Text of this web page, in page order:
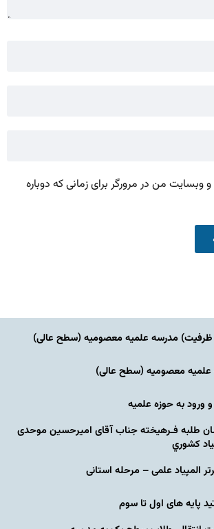
وبسایت من در مرورگر برای زمانی که دوباره
مدرسه علمیه معصومیه‌ (سطح عالی)
معصومیه‌ (سطح عالی)
ورود به حوزه علمیه
طلبه فـرهیخته جناب آقای امیرحسین موحدی
كشوري
المپیاد علمی – مرحله استانی
پایه های اول تا سوم